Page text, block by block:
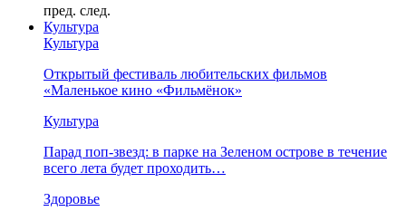
пред. след.
Культура
Культура
Открытый фестиваль любительских фильмов
«Маленькое кино «Фильмёнок»
Культура
Парад поп-звезд: в парке на Зеленом острове в течение
всего лета будет проходить…
Здоровье